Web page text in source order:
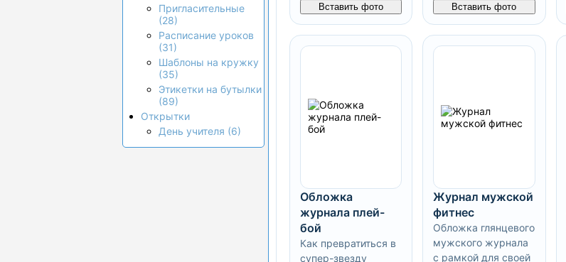
Пригласительные
(28)
Расписание уроков
(31)
Шаблоны на кружку
(35)
Этикетки на бутылки
(89)
Открытки
День учителя (6)
Вставить фото Вставить фото
Обложка
журнала плей-
бой
Как превратиться в
супер-звезду
Журнал мужской
фитнес
Обложка глянцевого
мужского журнала
с рамкой для своей